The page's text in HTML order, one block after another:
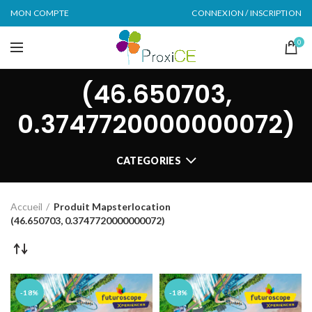
MON COMPTE CONNEXION / INSCRIPTION
0
(46.650703,
0.3747720000000072)
CATEGORIES
Accueil
Produit Mapsterlocation
(46.650703, 0.3747720000000072)
-18% -18%